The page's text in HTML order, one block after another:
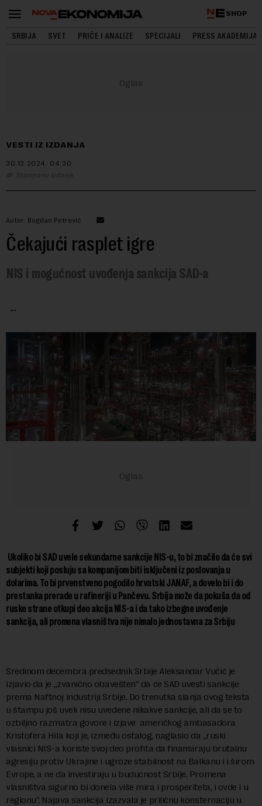
SHOP
SRBIJA SVET PRIČE I ANALIZE SPECIJALI PRESS AKADEMIJA
VESTI IZ IZDANJA
30.12.2024. 04:30
Štampano izdanje
Autor: Bogdan Petrović
Čekajući rasplet igre
NIS i mogućnost uvođenja sankcija SAD-a
...
Ukoliko bi SAD uvele sekundarne sankcije NIS-u, to bi značilo da će svi
subjekti koji posluju sa kompanijom biti isključeni iz poslovanja u
dolarima. To bi prvenstveno pogodilo hrvatski JANAF, a dovelo bi i do
prestanka prerade u rafineriji u Pančevu. Srbija može da pokuša da od
ruske strane otkupi deo akcija NIS-a i da tako izbegne uvođenje
sankcija, ali promena vlasništva nije nimalo jednostavna za Srbiju
Sredinom decembra predsednik Srbije Aleksandar Vučić je
izjavio da je „zvanično obavešten“ da će SAD uvesti sankcije
prema Naftnoj industriji Srbije. Do trenutka slanja ovog teksta
u štampu još uvek nisu uvedene nikakve sankcije, ali da se to
ozbiljno razmatra govore i izjave američkog ambasadora
Kristofera Hila koji je, između ostalog, naglasio da „ruski
vlasnici NIS-a koriste svoj deo profita da finansiraju brutalnu
agresiju protiv Ukrajine i ugroze stabilnost na Balkanu i i širom
Evrope, a ne da investiraju u budućnost Srbije. Promena
vlasništva sigurno bi donela više mira i prosperiteta, i ovde i u
regionu“. Najava sankcija izazvala je priličnu konsternaciju u